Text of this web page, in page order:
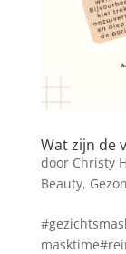
Wat zijn de
door Christy
Beauty,